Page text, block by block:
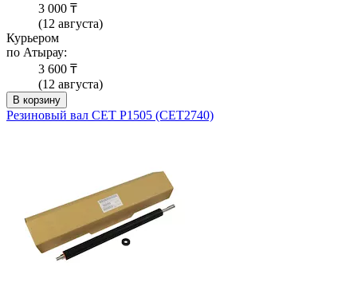
3 000 ₸
(12 августа)
Курьером
по Атырау:
3 600 ₸
(12 августа)
В корзину
Резиновый вал CET P1505 (CET2740)